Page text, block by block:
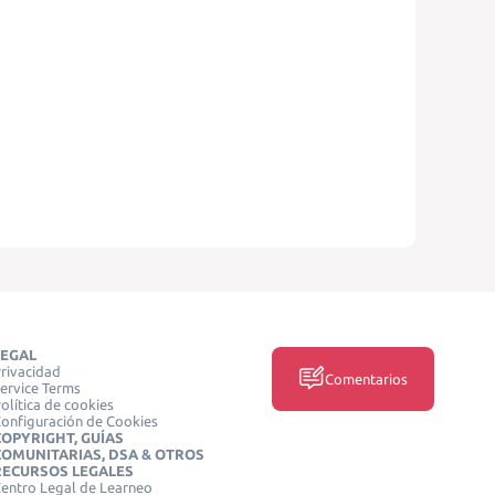
Terms
de cookies
de Cookies
GUÍAS
DSA & OTROS
LEGALES
Legal de Learneo
Comentarios